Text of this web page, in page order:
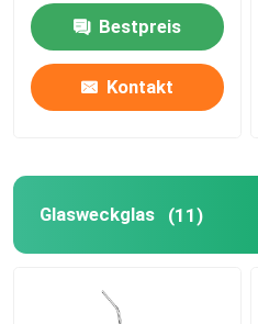
Bestpreis
Kontakt
Glasweckglas (11)